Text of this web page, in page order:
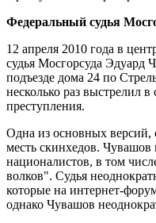
Федеральный судья
12 апреля 2010 года в
судья Мосгорсуда Эдуард
подъезде дома 24 по
несколько раз выстрелил
преступления.
Одна из основных версий,
месть скинхедов. Чувашов
националистов, в том
волков". Судья
которые на интернет-
однако Чувашов